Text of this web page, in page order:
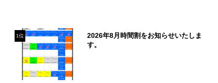
1位
2026年8月時間割をお知らせいたしま
す。